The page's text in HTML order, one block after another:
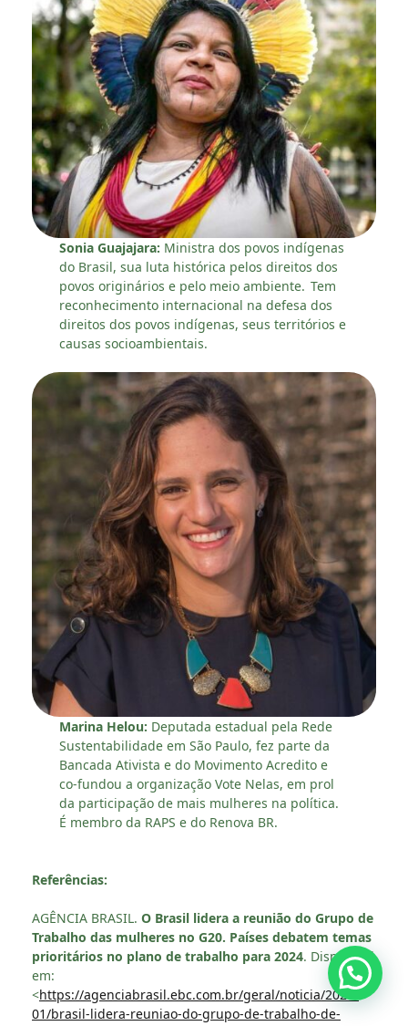
Sonia Guajajara: Ministra dos povos indígenas
do Brasil, sua luta histórica pelos direitos dos
povos originários e pelo meio ambiente. Tem
reconhecimento internacional na defesa dos
direitos dos povos indígenas, seus territórios e
causas socioambientais.
Marina Helou: Deputada estadual pela Rede
Sustentabilidade em São Paulo, fez parte da
Bancada Ativista e do Movimento Acredito e
co-fundou a organização Vote Nelas, em prol
da participação de mais mulheres na política.
É membro da RAPS e do Renova BR.
Referências:
AGÊNCIA BRASIL. O Brasil lidera a reunião do Grupo de
Trabalho das mulheres no G20. Países debatem temas
prioritários no plano de trabalho para 2024. Disponível
em:
<https://agenciabrasil.ebc.com.br/geral/noticia/2024-
01/brasil-lidera-reuniao-do-grupo-de-trabalho-de-